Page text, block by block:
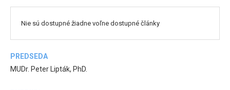
Nie sú dostupné žiadne voľne dostupné články
PREDSEDA
MUDr. Peter Lipták, PhD.